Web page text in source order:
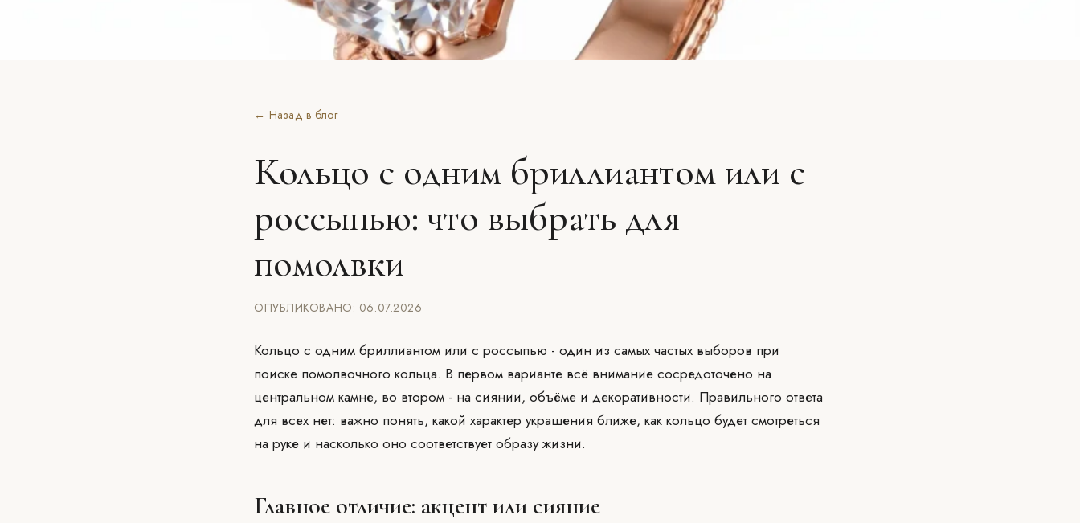
← Назад в блог
Кольцо с одним бриллиантом или с
россыпью: что выбрать для
помолвки
ОПУБЛИКОВАНО: 06.07.2026
Кольцо с одним бриллиантом или с россыпью - один из самых частых выборов при
поиске помолвочного кольца. В первом варианте всё внимание сосредоточено на
центральном камне, во втором - на сиянии, объёме и декоративности. Правильного ответа
для всех нет: важно понять, какой характер украшения ближе, как кольцо будет смотреться
на руке и насколько оно соответствует образу жизни.
Главное отличие: акцент или сияние